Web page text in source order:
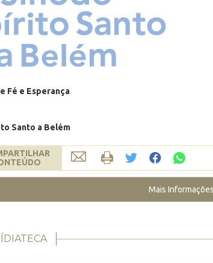
Fé e Esperança
Santo a Belém
Mais Informações